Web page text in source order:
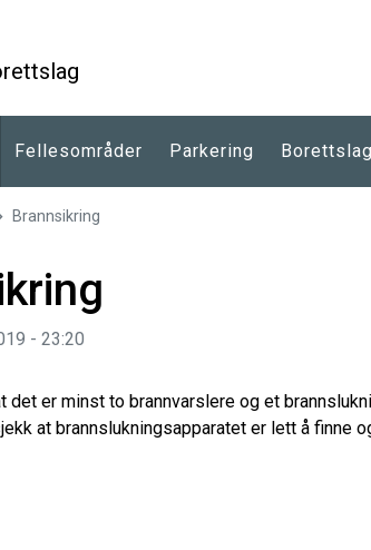
Fellesområder Parkering
Brannsikring
- 23:20
det er minst to brannvarslere og et
at brannslukningsapparatet er lett å finne